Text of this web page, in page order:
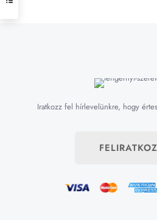
Iratkozz fel hírlevelünkre, hogy